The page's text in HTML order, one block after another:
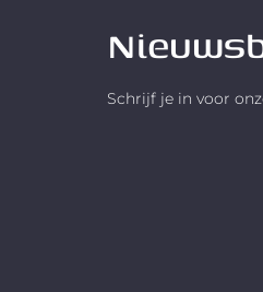
Schrijf je in voor